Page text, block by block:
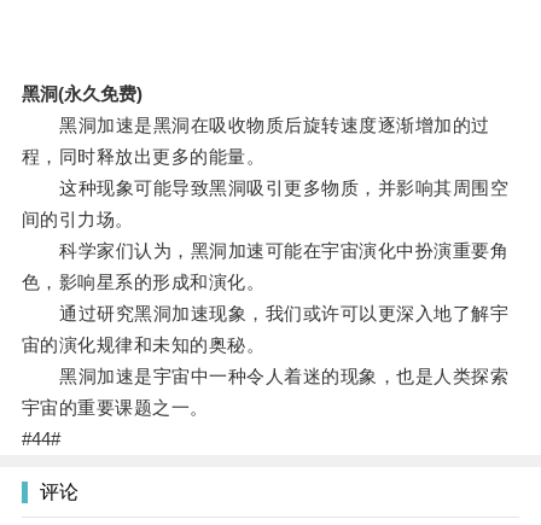
黑洞(永久免费)
黑洞加速是黑洞在吸收物质后旋转速度逐渐增加的过
程，同时释放出更多的能量。
这种现象可能导致黑洞吸引更多物质，并影响其周围空
间的引力场。
科学家们认为，黑洞加速可能在宇宙演化中扮演重要角
色，影响星系的形成和演化。
通过研究黑洞加速现象，我们或许可以更深入地了解宇
宙的演化规律和未知的奥秘。
黑洞加速是宇宙中一种令人着迷的现象，也是人类探索
宇宙的重要课题之一。
#44#
评论